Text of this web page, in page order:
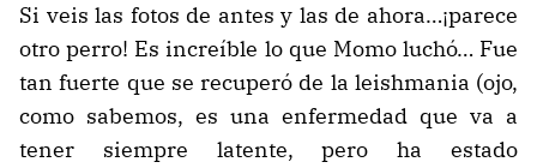
Si veis las fotos de antes y las de ahora…¡parece
otro perro! Es increíble lo que Momo luchó… Fue
tan fuerte que se recuperó de la leishmania (ojo,
como sabemos, es una enfermedad que va a
tener siempre latente, pero ha estado